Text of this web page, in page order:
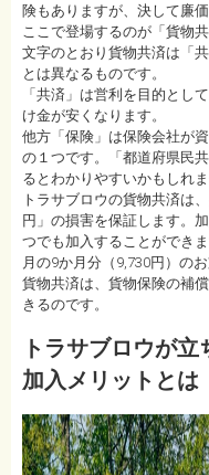
険もありますが、決して廉価
ここで登場するのが「貨物共
文字のとおり貨物共済は「
とは異なるものです。
「共済」は営利を目的とし
け金が安くなります。
他方「保険」は保険会社が
の１つです。「都道府県民
るとわかりやすいかもしれま
トラサブロウの貨物共済は
円」の損害を保証します。
つでも加入することができ
月の9か月分（9,730円）の
貨物共済は、貨物保険の補
きるのです。
トラサブロウが立
加入メリットとは